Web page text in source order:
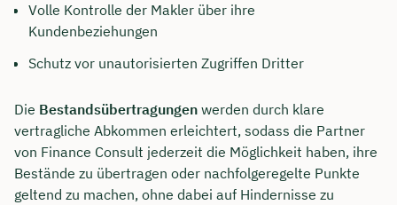
Volle Kontrolle der Makler über ihre
Kundenbeziehungen
Schutz vor unautorisierten Zugriffen Dritter
Die Bestandsübertragungen werden durch klare
vertragliche Abkommen erleichtert, sodass die Partner
von Finance Consult jederzeit die Möglichkeit haben, ihre
Bestände zu übertragen oder nachfolgeregelte Punkte
geltend zu machen, ohne dabei auf Hindernisse zu